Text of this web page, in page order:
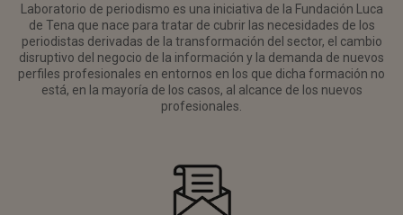
Laboratorio de periodismo es una iniciativa de la Fundación Luca
de Tena que nace para tratar de cubrir las necesidades de los
periodistas derivadas de la transformación del sector, el cambio
disruptivo del negocio de la información y la demanda de nuevos
perfiles profesionales en entornos en los que dicha formación no
está, en la mayoría de los casos, al alcance de los nuevos
profesionales.